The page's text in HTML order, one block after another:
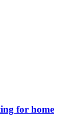
for home